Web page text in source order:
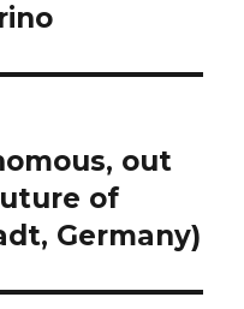
out
of
Germany)